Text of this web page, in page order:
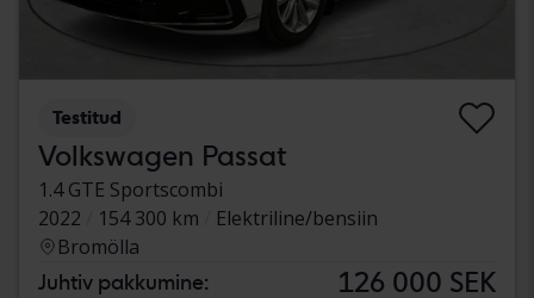
Testitud
Volkswagen Passat
1.4 GTE Sportscombi
2022
154 300 km
Elektriline/bensiin
Bromölla
Juhtiv pakkumine: 126 000 SEK